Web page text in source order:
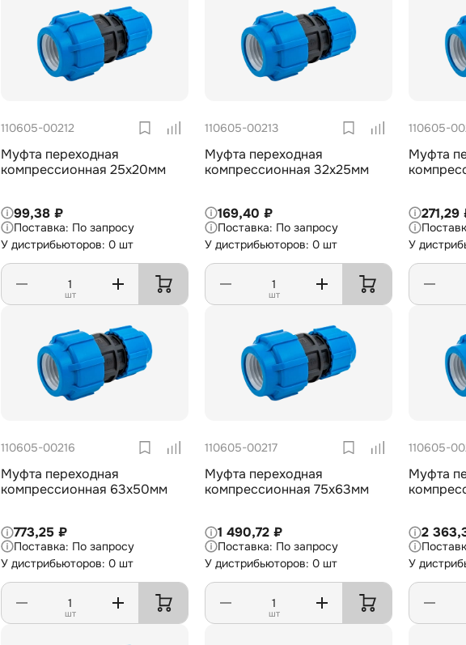
110605-00212
Муфта переходная
компрессионная 25х20мм
99,38 ₽
По запросу
У дистрибьюторов: 0 шт
шт
110605-00213
Муфта переходная
компрессионная 32х25мм
169,40 ₽
По запросу
У дистрибьюторов: 0 шт
шт
110605-
Муфта
271,29
У
110605-00216
Муфта переходная
компрессионная 63х50мм
773,25 ₽
По запросу
У дистрибьюторов: 0 шт
шт
110605-00217
Муфта переходная
компрессионная 75х63мм
1 490,72 ₽
По запросу
У дистрибьюторов: 0 шт
шт
110605-
Муфта
2
У